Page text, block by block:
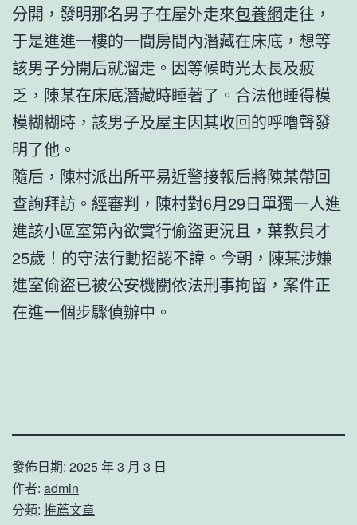
分開，發明那名男子在屋外走來包養網走往，
于是進進一樓的一間房間內潛藏在床底，想等
該男子分開后就溜走。因等候時光太長及疲
乏，陳某在床底潛藏時睡著了。合法他睡得模
模糊糊時，該男子及屋主因其收回的呼嚕聲發
明了他。
隨后，陳村派出所平易近警接報后將陳某帶回
查詢拜訪。經審判，陳村對6月29日單獨一人進
進該小區室第內欲實行偷盜更況且，葉教員才
25歲！的守法行動招認不諱。今朝，陳某涉嫌
進室偷盜已被公安機關依法刑事拘留，案件正
在進一個步驟偵辦中。
發佈日期: 2025 年 3 月 3 日
作者: admin
分類: 推薦文章